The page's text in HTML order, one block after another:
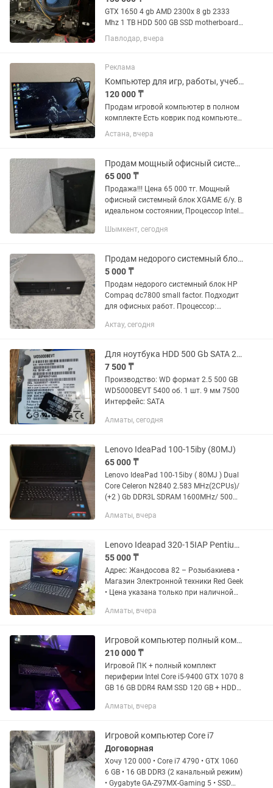
GTX 1650 4 gb AMD 2300x 8 gb 2333
Mhz 1 TB HDD 500 GB SSD motherboard
A320M Корпус не бит, не крашен
Установлена чистая официальная
установить заочно весь...
Павлодар, вчера
Реклама
Компьютер для игр, работы, учебы, монтажа и повседневного использования.
120 000 ₸
Продам игровой компьютер в полном
комплекте Есть коврик под компьютер
и наушники все в отличном состоянии
Характеристики ПК: Процессор: Intel®
потоков) ...
Астана, вчера
Продам мощный офисный системный блок XGAME
65 000 ₸
Продажа!!! Цена 65 000 тг. Мощный
офисный системный блок XGAME б/у. В
идеальном состоянии, Процессор Intel
Материнская плата ASROCK H110M-
Шымкент, сегодня
Продам недорого системный блок HP
5 000 ₸
Продам недорого системный блок HP
Compaq dc7800 small factor. Подходит
для офисных работ. Процессор:
3,5 Gb Жесткий диск: HDD Toshiba 500
Актау, сегодня
Для ноутбука HDD 500 Gb SATA 2.5 - slim 7mm WD
7 500 ₸
Производство: WD формат 2.5 500 GB
WD5000BEVT 5400 об. 1 шт. 9 мм 7500
Интерфейс: SATA
Алматы, сегодня
Lenovo IdeaPad 100-15iby (80MJ)
65 000 ₸
Lenovo IdeaPad 100-15iby ( 80MJ ) Dual
Core Celeron N2840 2.583 MHz(2CPUs)/
(+2 ) Gb DDR3L SDRAM 1600MHz/ 500
(диагональ 39.6 см) LTN156AT39-L01
Алматы, вчера
Lenovo Ideapad 320-15IAP Pentium N4200 HDD 500GB Магазин Red Geek
55 000 ₸
Адрес: Жандосова 82 – Розыбакиева •
Магазин Электронной техники Red Geek
• Цена указана только при наличной
от суммы которая на витрине •
Алматы, вчера
Игровой компьютер полный комплект
210 000 ₸
Игровой ПК + полный комплект
периферии Intel Core i5-9400 GTX 1070 8
GB 16 GB DDR4 RAM SSD 120 GB + HDD
GTA V, Forza Horizon и многих других.
Алматы, вчера
Игровой компьютер Core i7
Договорная
Хочу 120 000 • Core i7 4790 • GTX 1060
6 GB • 16 GB DDR3 (2 канальный режим)
• Gygabyte GA-Z97MX-Gaming 5 • SSD